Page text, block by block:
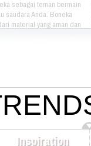
sebagai teman bermain
saudara Anda. Boneka
material yang aman dan
Addresh: Darmawan
Babakan Madang No. 99
We Bring Happiness
Inspiration